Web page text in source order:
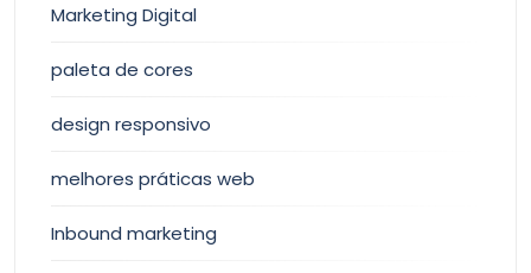
Marketing Digital
paleta de cores
design responsivo
melhores práticas web
Inbound marketing